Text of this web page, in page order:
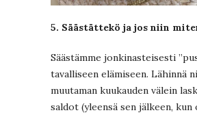
5. Säästättekö ja jos niin
Säästämme jonkinasteisesti
tavalliseen elämiseen. Lähinnä
muutaman kuukauden välein
saldot (yleensä sen jälkeen, kun